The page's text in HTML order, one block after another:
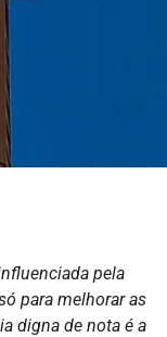
pela
para melhorar as
digna de nota é a